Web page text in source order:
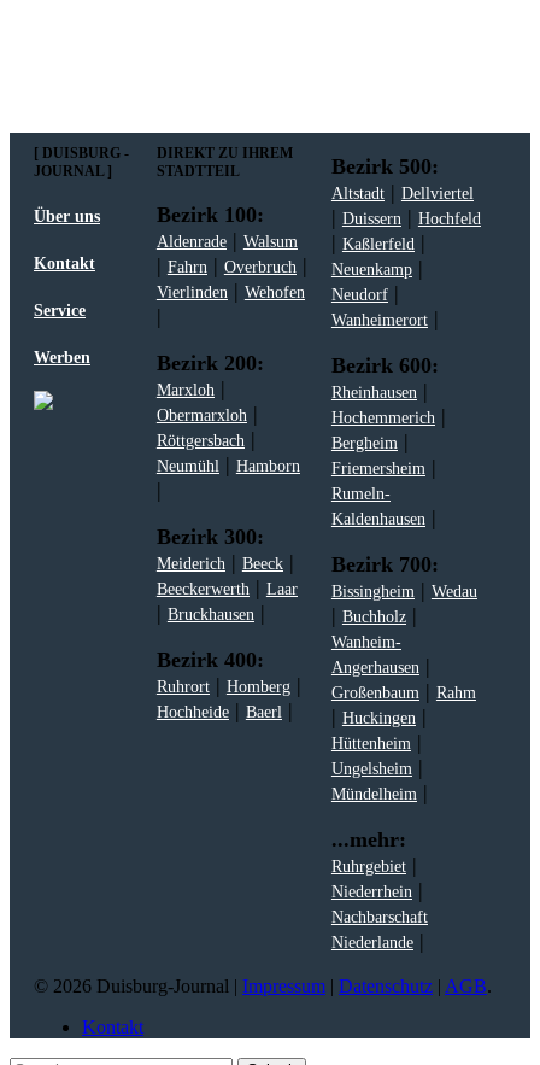
[ DUISBURG -
JOURNAL ]
Über uns
Kontakt
Service
Werben
DIREKT ZU IHREM
STADTTEIL
Bezirk 100:
Aldenrade| Walsum
| Fahrn| Overbruch|
Vierlinden| Wehofen
|
Bezirk 200:
Marxloh|
Obermarxloh|
Röttgersbach|
Neumühl| Hamborn
|
Bezirk 300:
Meiderich| Beeck|
Beeckerwerth| Laar
| Bruckhausen|
Bezirk 400:
Ruhrort| Homberg|
Hochheide| Baerl|
Bezirk 500:
Altstadt| Dellviertel
| Duissern| Hochfeld
| Kaßlerfeld|
Neuenkamp|
Neudorf|
Wanheimerort|
Bezirk 600:
Rheinhausen|
Hochemmerich|
Bergheim|
Friemersheim|
Rumeln-
Kaldenhausen|
Bezirk 700:
Bissingheim| Wedau
| Buchholz|
Wanheim-
Angerhausen|
Großenbaum| Rahm
| Huckingen|
Hüttenheim|
Ungelsheim|
Mündelheim|
...mehr:
Ruhrgebiet|
Niederrhein|
Nachbarschaft
Niederlande|
© 2026 Duisburg-Journal | Impressum | Datenschutz | AGB.
Kontakt